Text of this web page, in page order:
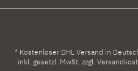
* Kostenloser DHL Versand in
inkl. gesetzl. MwSt. zzgl.